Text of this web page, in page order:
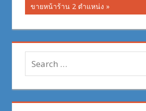
Post:
ขายหน้าร้าน 2 ตำแหน่ง
Search
for: